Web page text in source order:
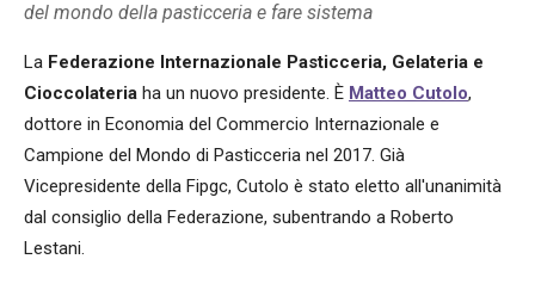
del mondo della pasticceria e fare sistema
La Federazione Internazionale Pasticceria, Gelateria e
Cioccolateria ha un nuovo presidente. È Matteo Cutolo,
dottore in Economia del Commercio Internazionale e
Campione del Mondo di Pasticceria nel 2017. Già
Vicepresidente della Fipgc, Cutolo è stato eletto all'unanimità
dal consiglio della Federazione, subentrando a Roberto
Lestani.